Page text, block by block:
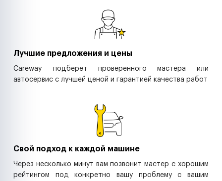
Лучшие предложения и цены
Careway подберет проверенного мастера или
автосервис с лучшей ценой и гарантией качества работ
Свой подход к каждой машине
Через несколько минут вам позвонит мастер с хорошим
рейтингом под конкретно вашу проблему с вашим